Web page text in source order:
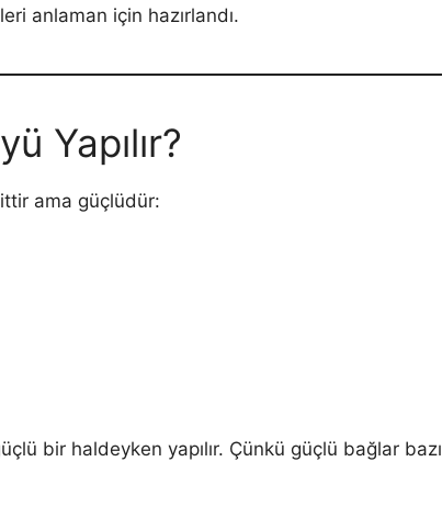
anlaman için hazırlandı.
Yapılır?
ama güçlüdür:
bir haldeyken yapılır. Çünkü güçlü bağlar bazı